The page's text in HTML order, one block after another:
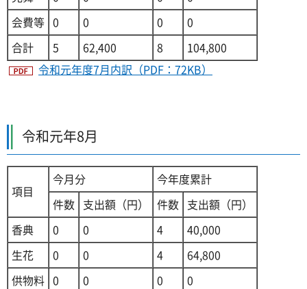
会費等 0 0 0
0
合計
5 62,400 8
104,800
令和元年度7月内訳（PDF：72KB）
令和元年8月
項目
今月分
今年度累計
件数 支出額（円） 件数 支出額（円）
香典
0 0 4
40,000
生花
0 0 4
64,800
供物料 0 0 0
0